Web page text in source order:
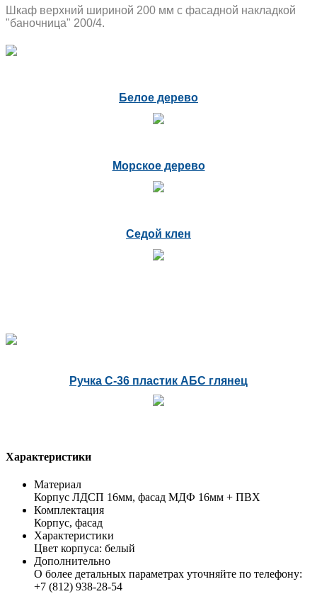
Шкаф верхний шириной 200 мм с фасадной накладкой
"баночница" 200/4.
Белое дерево
Морское дерево
Седой клен
Ручка С-36 пластик АБС глянец
Характеристики
Материал
Корпус ЛДСП 16мм, фасад МДФ 16мм + ПВХ
Комплектация
Корпус, фасад
Характеристики
Цвет корпуса: белый
Дополнительно
О более детальных параметрах уточняйте по телефону:
+7 (812) 938-28-54